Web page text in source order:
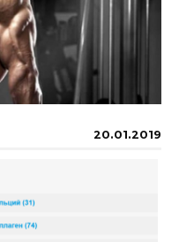
20.01.2019